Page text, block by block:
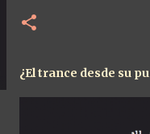
¿El trance desde su